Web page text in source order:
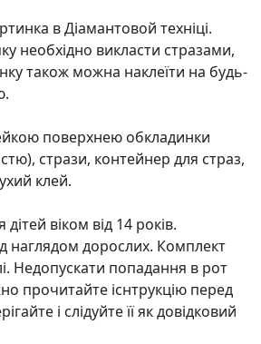
в Діамантовой техніці.
необхідно викласти стразами,
також можна наклеїти на будь-
поверхнею обкладинки
стрази, контейнер для страз,
клей.
віком від 14 років.
наглядом дорослих. Комплект
Недопускати попадання в рот
прочитайте існтрукцію перед
і слідуйте її як довідковий